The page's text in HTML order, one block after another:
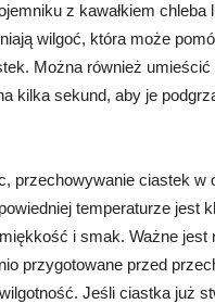
z kawałkiem chleba
wilgoć, która może
Można również
kilka sekund, aby je
przechowywanie ciastek w
temperaturze jest
i smak. Ważne jest
przygotowane przed
Jeśli ciastka już